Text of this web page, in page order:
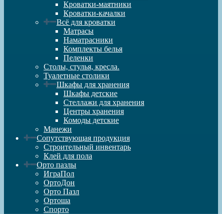
Кроватки-маятники
Кроватки-качалки
Всё для кроватки
Матрасы
Наматрасники
Комплекты белья
Пеленки
Столы, стулья, кресла.
Туалетные столики
Шкафы для хранения
Шкафы детские
Стеллажи для хранения
Центры хранения
Комоды детские
Манежи
Сопутствующая продукция
Строительный инвентарь
Клей для пола
Орто пазлы
ИграПол
ОртоДон
Орто Пазл
Ортоша
Спорто